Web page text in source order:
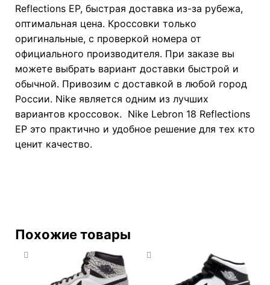
Reflections EP, быстрая доставка из-за рубежа,
оптимальная цена. Кроссовки только
оригинальные, с проверкой номера от
официального производителя. При заказе вы
можете выбрать вариант доставки быстрой и
обычной. Привозим с доставкой в любой город
России. Nike является одним из лучших
вариантов кроссовок. Nike Lebron 18 Reflections
EP это практично и удобное решение для тех кто
ценит качество.
Похожие товары